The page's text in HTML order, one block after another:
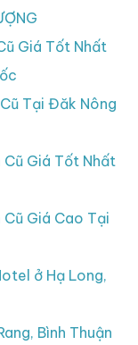
Giá Tốt Nhất
Tại Đăk Nông
Cũ Giá Tốt Nhất
Giá Cao Tại
ở Hạ Long,
Bình Thuận